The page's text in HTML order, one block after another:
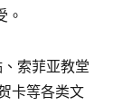
。
索菲亚教堂
卡等各类文